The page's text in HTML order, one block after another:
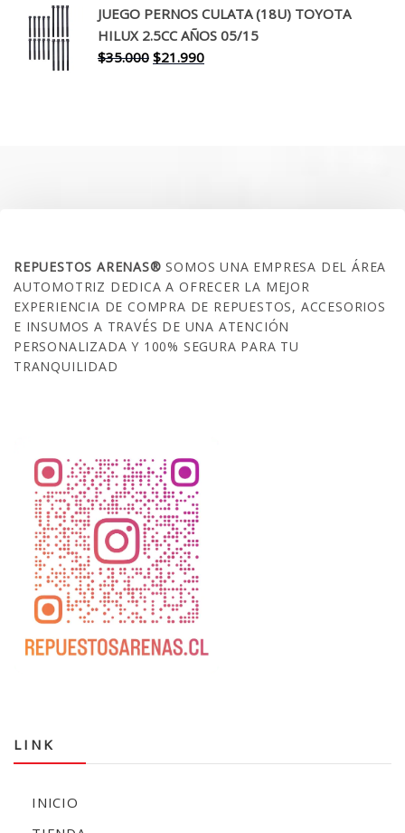
original
era:
$30.000.
actual
es:
$17.990.
JUEGO PERNOS CULATA (18U) TOYOTA
HILUX 2.5CC AÑOS 05/15
$35.000 El
$21.990El
REPUESTOS ARENAS®SOMOS UNA EMPRESA DEL ÁREA
AUTOMOTRIZ DEDICA A OFRECER LA MEJOR
EXPERIENCIA DE COMPRA DE REPUESTOS, ACCESORIOS
E INSUMOS A TRAVÉS DE UNA ATENCIÓN
PERSONALIZADA Y 100% SEGURA PARA TU
TRANQUILIDAD
LINK
INICIO